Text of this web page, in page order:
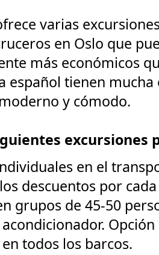
varias
en Oslo que
más económicos
español tienen mucha
y cómodo.
excursiones
en el
descuentos por
grupos de 45-50
todos los barcos.